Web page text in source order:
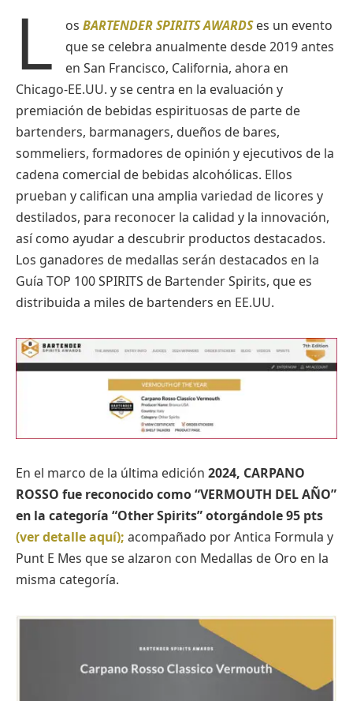
L os BARTENDER SPIRITS AWARDSes un evento
que se celebra anualmente desde 2019 antes
en San Francisco, California, ahora en
Chicago-EE.UU. y se centra en la evaluación y
premiación de bebidas espirituosas de parte de
bartenders, barmanagers, dueños de bares,
sommeliers, formadores de opinión y ejecutivos de la
cadena comercial de bebidas alcohólicas. Ellos
prueban y califican una amplia variedad de licores y
destilados, para reconocer la calidad y la innovación,
así como ayudar a descubrir productos destacados.
Los ganadores de medallas serán destacados en la
Guía TOP 100 SPIRITS de Bartender Spirits, que es
distribuida a miles de bartenders en EE.UU.
En el marco de la última edición 2024, CARPANO
ROSSO fue reconocido como “VERMOUTH DEL AÑO”
en la categoría “Other Spirits” otorgándole 95 pts
(ver detalle aquí); acompañado por Antica Formula y
Punt E Mes que se alzaron con Medallas de Oro en la
misma categoría.